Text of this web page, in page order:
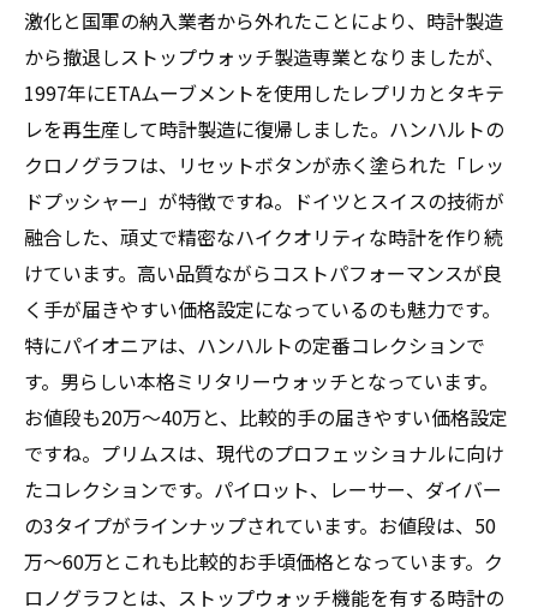
激化と国軍の納入業者から外れたことにより、時計製造
から撤退しストップウォッチ製造専業となりましたが、
1997年にETAムーブメントを使用したレプリカとタキテ
レを再生産して時計製造に復帰しました。ハンハルトの
クロノグラフは、リセットボタンが赤く塗られた「レッ
ドプッシャー」が特徴ですね。ドイツとスイスの技術が
融合した、頑丈で精密なハイクオリティな時計を作り続
けています。高い品質ながらコストパフォーマンスが良
く手が届きやすい価格設定になっているのも魅力です。
特にパイオニアは、ハンハルトの定番コレクションで
す。男らしい本格ミリタリーウォッチとなっています。
お値段も20万～40万と、比較的手の届きやすい価格設定
ですね。プリムスは、現代のプロフェッショナルに向け
たコレクションです。パイロット、レーサー、ダイバー
の3タイプがラインナップされています。お値段は、50
万～60万とこれも比較的お手頃価格となっています。ク
ロノグラフとは、ストップウォッチ機能を有する時計の